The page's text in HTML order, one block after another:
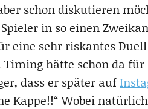
schon diskutieren
in so einen
eine sehr riskantes
Timing hätte schon da
dass er später auf
Kappe!!“ Wobei